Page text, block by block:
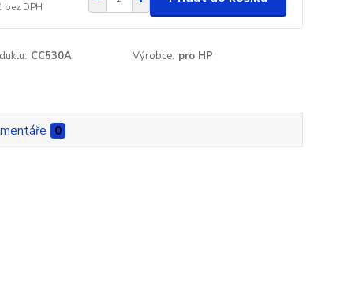
bez DPH
CC530A Výrobce: pro HP
0